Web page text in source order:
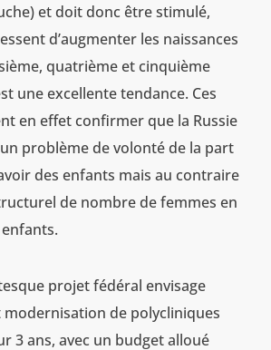
et doit donc être stimulé,
d’augmenter les naissances
quatrième et cinquième
une excellente tendance. Ces
en effet confirmer que la Russie
problème de volonté de la part
des enfants mais au contraire
de nombre de femmes en
enfants.
projet fédéral envisage
de polycliniques
3 ans, avec un budget alloué